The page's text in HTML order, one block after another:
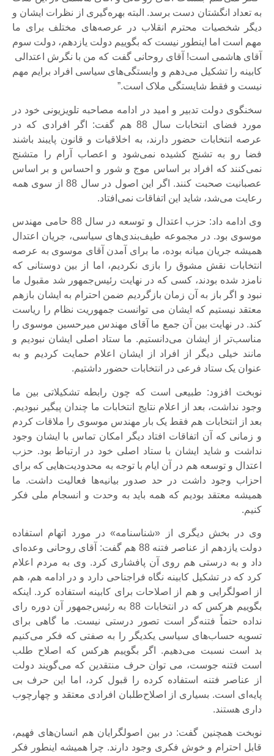
به تعداد انگشتان دست برسد. البته بهره‌گیری از نظرات ایشان و
دیگر شخصیات محترم انقلاب در عرصه‌های مختلف برای ما
مهم است اما اینطور نیست که بگوییم دولت یازدهم، دولت سوم
آقای هاشمی است! آقای روحانی گفت که من با نگرش اعتدالی
کابینه را تشکیل می‌دهم و وابستگی‌های سیاسی افراد برایم مهم
نیست و فقط شایستگی ملاک است.”
سخنگوی دولت تدبیر و امید در ادامه مصاحبه تلویزیونی خود در
مورد فضای انتخابات سال 88 هم گفت: اگر افرادی که در
عرصه انتخابات حضور دارند، به اخلاقیات و قانون پایبند باشند
فضا رو به تشنج کشیده نمی‌شود و اعصاب آرام را متشنج
نمی‌کنند که افراد بر اساس موج و شور و احساس و بر اساس
عصبانیت صحبت کنند. اگر این اصول در سال 88 از سوی همه
رعایت می‌شد، شاید این اتفاقات نمی‌افتاد.
وی ادامه داد: حزب اعتدال و توسعه در سال 88 حامی مهندس
موسوی بود. در مجموعه طیف‌بندی‌های سیاسی، جریان اعتدال
همیشه جریان میانه بوده، ما برای آمدن آقای موسوی به عرصه
انتخابات نقش مشوق را بازی نکردیم، اما از بین دوستانی که
نامزد شده بودند، کسی که در نهایت رئیس‌جمهور شد مقبول ما
نبود و اگر باز به آن زمان بازگردیم ضمن احترام به ایشان بازهم
معتقد نیستیم که ایشان می توانست جمهوریت نظام را ریاست
کند. در نهایت بین آن جمع ما آقای مهندس میرحسین موسوی را
مناسب‌تر از ایشان می‌دانستیم. ما ستاد اصلی ایشان نبودیم و
مانند خیلی دیگر از افراد از ایشان اعلام حمایت کردیم و به
عنوان یک ستاد فرعی در انتخابات حضور داشتیم.
نوبخت افزود: طبیعی است که چون رابطه تشکیلاتی بین ما
وجود نداشت، بعد از اعلام نتایج انتخابات ما چندان پیگیر نبودیم.
بعد از انتخابات هم فقط یک بار مهندس موسوی را ملاقات کردم
و زمانی که آن اتفاقات افتاد دیگر امکان تماس با ایشان وجود
نداشت و شاید ایشان با ستاد اصلی خود در ارتباط بود. حزب
اعتدال و توسعه هم در آن ایام با توجه به محدودیت‌هایی که برای
احزاب وجود داشت در حد صدور بیانیه‌ها فعالیت داشت. ما
همیشه معتقد بودیم که همه باید به وحدت و انسجام ملی فکر
کنیم.
وی در بخش دیگری از «شناسنامه» در مورد اتهام استفاده
دولت یازدهم از عناصر فتنه 88 هم گفت: آقای روحانی وعده‌ای
داد و به درستی هم روی آن پافشاری کرد. وی به مردم اعلام
کرد که در تشکیل کابینه نگاه فراجناحی دارد و در ادامه هم، هم
از اصولگرایی و هم از اصلاحات برای کابینه استفاده کرد. اینکه
بگوییم هرکس که در انتخابات 88 به رئیس‌جمهور آن دوره رای
نداده حتماً فتنه‌گر است تصور درستی نیست. ما گاهی برای
تسویه حساب‌های سیاسی یکدیگر را به صفتی که فکر می‌کنیم
بد است نسبت می‌دهیم. اگر بگوییم هرکس که اصلاح طلب
است فتنه جوست، می توان حرف منتقدین که می‌گویند دولت
از عناصر فتنه استفاده کرده را قبول کرد، اما این حرف بی
پایه‌ای است. بسیاری از اصلاح‌طلبان افرادی معتقد و چهارچوب
داری هستند.
نوبخت همچنین گفت: در بین اصولگرایان هم انسان‌های فهیم،
قابل احترام و خوش فکری وجود دارند. چرا همیشه اینطور فکر